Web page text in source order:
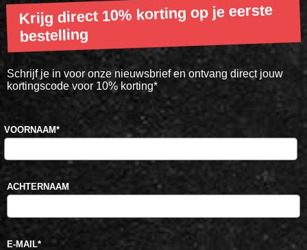
Krijg direct 10% korting op je eerste
bestelling
Schrijf je in voor onze nieuwsbrief en ontvang direct jouw
kortingscode voor 10% korting*
VOORNAAM*
ACHTERNAAM
E-MAIL*